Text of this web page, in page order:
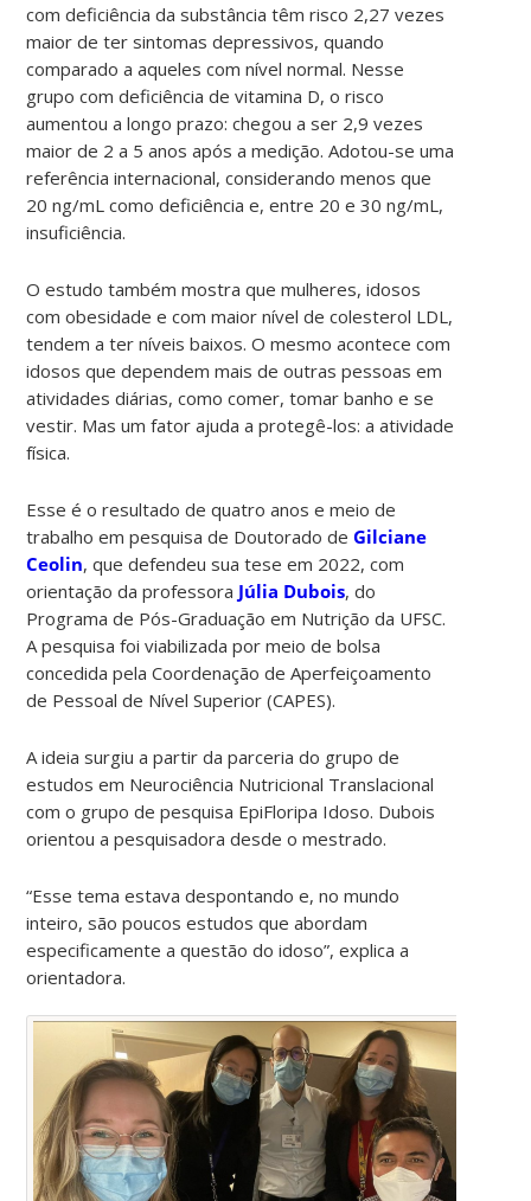
com deficiência da substância têm risco 2,27 vezes
maior de ter sintomas depressivos, quando
comparado a aqueles com nível normal. Nesse
grupo com deficiência de vitamina D, o risco
aumentou a longo prazo: chegou a ser 2,9 vezes
maior de 2 a 5 anos após a medição. Adotou-se uma
referência internacional, considerando menos que
20 ng/mL como deficiência e, entre 20 e 30 ng/mL,
insuficiência.
O estudo também mostra que mulheres, idosos
com obesidade e com maior nível de colesterol LDL,
tendem a ter níveis baixos. O mesmo acontece com
idosos que dependem mais de outras pessoas em
atividades diárias, como comer, tomar banho e se
vestir. Mas um fator ajuda a protegê-los: a atividade
física.
Esse é o resultado de quatro anos e meio de
trabalho em pesquisa de Doutorado deGilciane
Ceolin, que defendeu sua tese em 2022, com
orientação da professora Júlia Dubois, do
Programa de Pós-Graduação em Nutrição da UFSC.
A pesquisa foi viabilizada por meio de bolsa
concedida pela Coordenação de Aperfeiçoamento
de Pessoal de Nível Superior (CAPES).
A ideia surgiu a partir da parceria do grupo de
estudos em Neurociência Nutricional Translacional
com o grupo de pesquisa EpiFloripa Idoso. Dubois
orientou a pesquisadora desde o mestrado.
“Esse tema estava despontando e, no mundo
inteiro, são poucos estudos que abordam
especificamente a questão do idoso”, explica a
orientadora.